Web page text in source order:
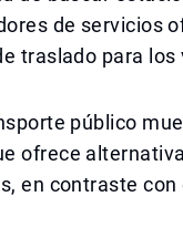
de servicios
traslado para los
público
ofrece
en contraste con